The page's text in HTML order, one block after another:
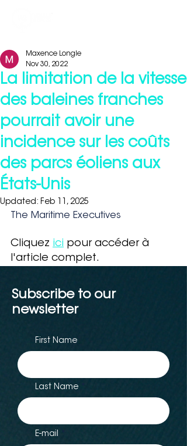
La limitation de la vitesse
des baleines franches
pourrait avoir une
incidence sur les coûts
des parcs éoliens aux
États-Unis
Maxence Longle
Nov 30, 2022
Updated: Feb 11, 2025
The Maritime Executives
Cliquez ici pour accéder à
l'article complet.
Subscribe to our
newsletter
First Name
Last Name
E-mail